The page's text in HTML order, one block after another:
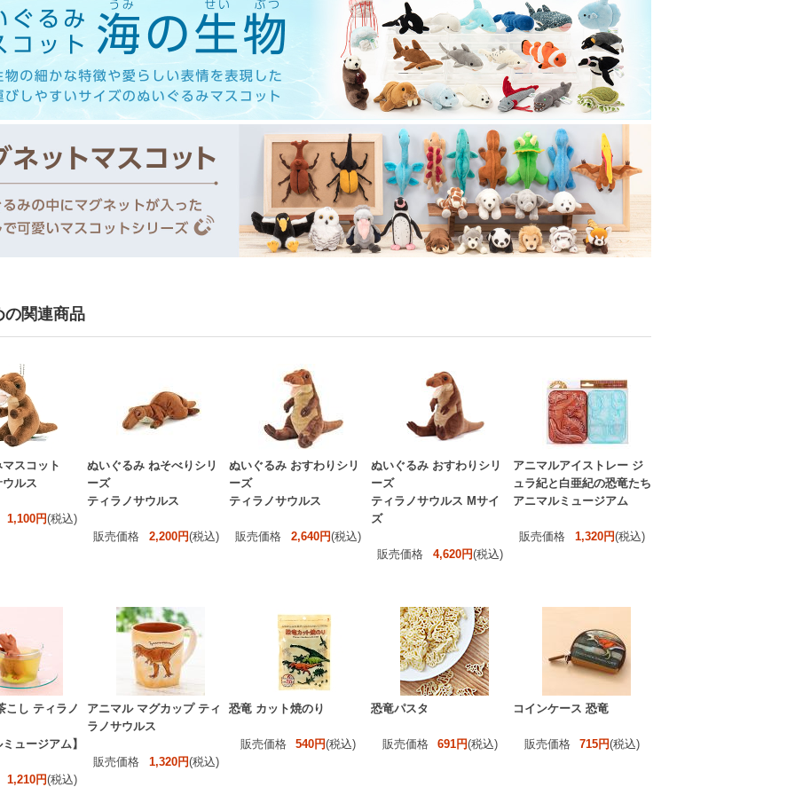
の関連商品
スコット
ルス
1,100円(税込)
ぬいぐるみ ねそべりシリ
ーズ
ティラノサウルス
販売価格 2,200円(税込)
ぬいぐるみ おすわりシリ
ーズ
ティラノサウルス
販売価格 2,640円(税込)
ぬいぐるみ おすわりシリ
ーズ
ティラノサウルス Mサイ
ズ
販売価格 4,620円(税込)
アニマルアイストレー ジ
ュラ紀と白亜紀の恐竜たち
アニマルミュージアム
販売価格 1,320円(税込)
こし ティラノ
ュージアム】
1,210円(税込)
アニマル マグカップ ティ
ラノサウルス
販売価格 1,320円(税込)
恐竜 カット焼のり
販売価格 540円(税込)
恐竜パスタ
販売価格 691円(税込)
コインケース 恐竜
販売価格 715円(税込)